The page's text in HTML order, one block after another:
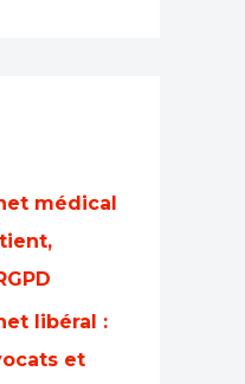
médical
libéral :
et